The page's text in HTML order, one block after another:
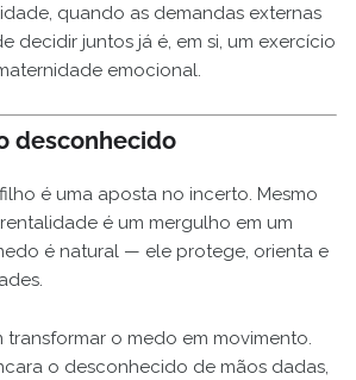
quando as demandas externas
decidir juntos já é, em si, um exercício
emocional.
desconhecido
é uma aposta no incerto. Mesmo
é um mergulho em um
é natural — ele protege, orienta e
transformar o medo em movimento.
o desconhecido de mãos dadas,